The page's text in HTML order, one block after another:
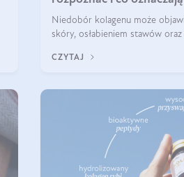
Niedobór kolagenu może
skóry, osłabieniem stawów
skóry, bóle stawów, łamliwość
CZYTAJ